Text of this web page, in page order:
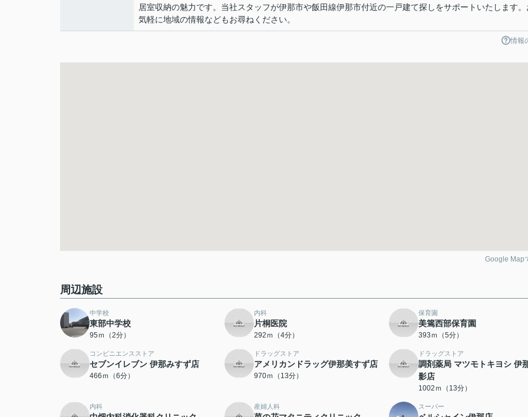
居室収納の魅力です。当社スタッフが伊那市や飯田線伊那市付近の一戸建て探しをサポートいたします。
気軽に地域の情報などもお尋ねください。
情報
Google Map
周辺施設
中学校
東部中学校
95ｍ（2分）
内科
片桐医院
292ｍ（4分）
保育園
美篶西部保育園
393ｍ（5分）
コンビニエンスストア
セブンイレブン 伊那みすず店
466ｍ（6分）
ドラッグストア
アメリカンドラッグ伊那美すず店
970ｍ（13分）
ドラッグストア
調剤薬局 マツモトキヨシ 伊
影店
1002ｍ（13分）
内科 産婦人科 スーパー